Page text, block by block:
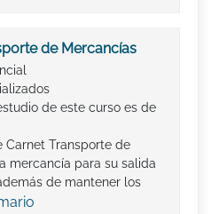
de Mercancías
de este curso es de
Carnet Transporte de
mercancía para su salida
de mantener los